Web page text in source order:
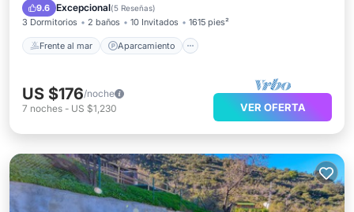
9.6 Excepcional(5 Reseñas)
3 Dormitorios 2 baños 10 Invitados 1615 pies²
Frente al mar Aparcamiento
Vista al mar
US $176/noche
7 noches - US $1,230 VER OFERTA